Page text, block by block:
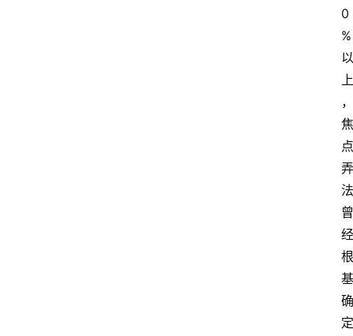
0
%
以
上
，
焦
点
弄
法
曾
经
根
基
确
定